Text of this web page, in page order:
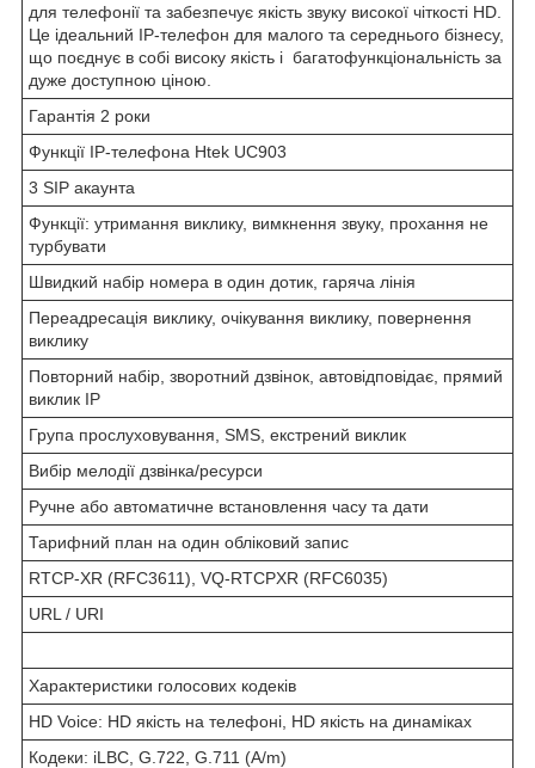
для телефонії та забезпечує якість звуку високої чіткості HD.
Це ідеальний IP-телефон для малого та середнього бізнесу,
що поєднує в собі високу якість і багатофункціональність за
дуже доступною ціною.
Гарантія 2 роки
Функції IP-телефона Htek UC903
3 SIP акаунта
Функції: утримання виклику, вимкнення звуку, прохання не
турбувати
Швидкий набір номера в один дотик, гаряча лінія
Переадресація виклику, очікування виклику, повернення
виклику
Повторний набір, зворотний дзвінок, автовідповідає, прямий
виклик IP
Група прослуховування, SMS, екстрений виклик
Вибір мелодії дзвінка/ресурси
Ручне або автоматичне встановлення часу та дати
Тарифний план на один обліковий запис
RTCP-XR (RFC3611), VQ-RTCPXR (RFC6035)
URL / URI
Характеристики голосових кодеків
HD Voice: HD якість на телефоні, HD якість на динаміках
Кодеки: iLBC, G.722, G.711 (A/m)